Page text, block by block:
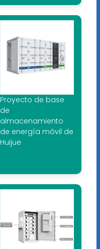
Proyecto de base
de
almacenamiento
de energía móvil de
Huijue